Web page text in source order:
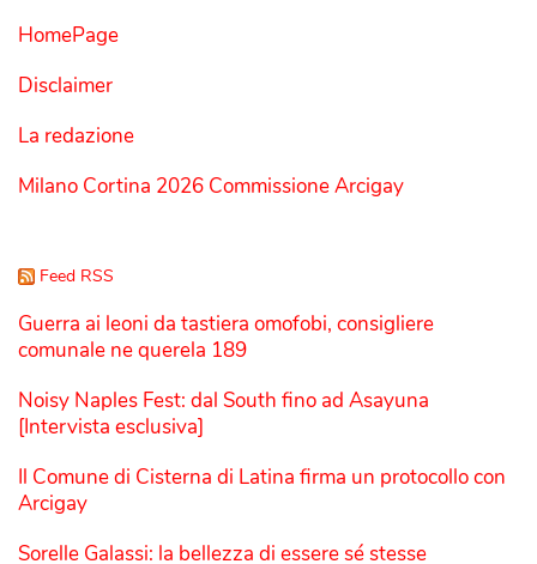
HomePage
Disclaimer
La redazione
Milano Cortina 2026 Commissione Arcigay
Feed RSS
Guerra ai leoni da tastiera omofobi, consigliere
comunale ne querela 189
Noisy Naples Fest: dal South fino ad Asayuna
[Intervista esclusiva]
Il Comune di Cisterna di Latina firma un protocollo con
Arcigay
Sorelle Galassi: la bellezza di essere sé stesse